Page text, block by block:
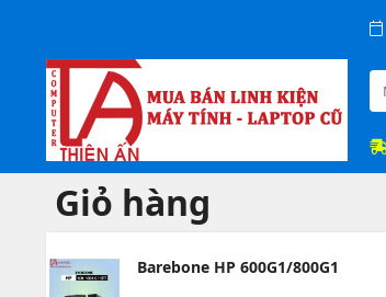
Giỏ hàng
Barebone HP 600G1/800G1